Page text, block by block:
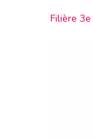
Filière 3e